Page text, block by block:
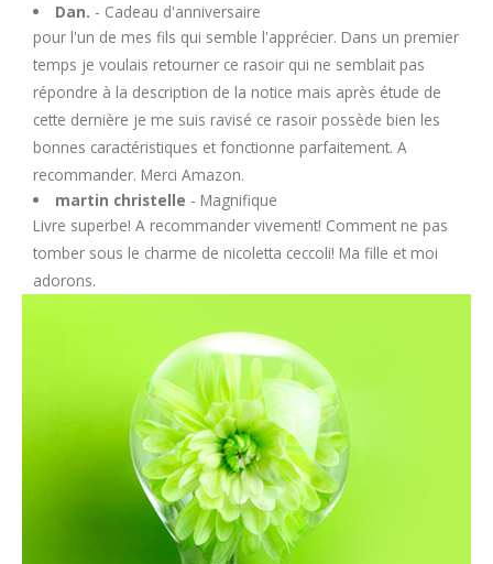
Dan. - Cadeau d'anniversaire
pour l'un de mes fils qui semble l'apprécier. Dans un premier
temps je voulais retourner ce rasoir qui ne semblait pas
répondre à la description de la notice mais après étude de
cette dernière je me suis ravisé ce rasoir possède bien les
bonnes caractéristiques et fonctionne parfaitement. A
recommander. Merci Amazon.
martin christelle - Magnifique
Livre superbe! A recommander vivement! Comment ne pas
tomber sous le charme de nicoletta ceccoli! Ma fille et moi
adorons.